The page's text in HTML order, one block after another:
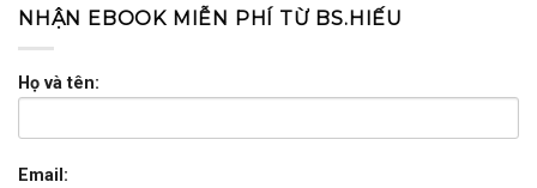
NHẬN EBOOK MIỄN PHÍ TỪ BS.HIẾU
Họ và tên:
Email: